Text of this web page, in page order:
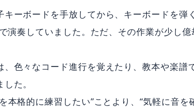
ーボードを手放してから、キーボードを弾
演奏していました。ただ、その作業が少し
、色々なコード進行を覚えたり、教本や楽譜
た。
本格的に練習したい”ことより、“気軽に音を